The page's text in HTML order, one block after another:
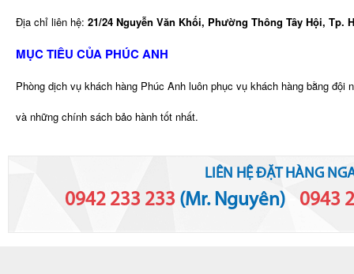
Địa chỉ liên hệ: 21/24 Nguyễn Văn Khối, Phường Thông Tây Hội, Tp.
MỤC TIÊU CỦA PHÚC ANH
Phòng dịch vụ khách hàng Phúc Anh luôn phục vụ khách hàng bằng đội
và những chính sách bảo hành tốt nhất.
LIÊN HỆ ĐẶT HÀNG
0942 233 233 (Mr. Nguyên)- 0943